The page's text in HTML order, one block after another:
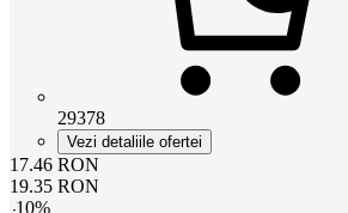
29378
Vezi detaliile ofertei
17.46 RON
19.35 RON
-10%